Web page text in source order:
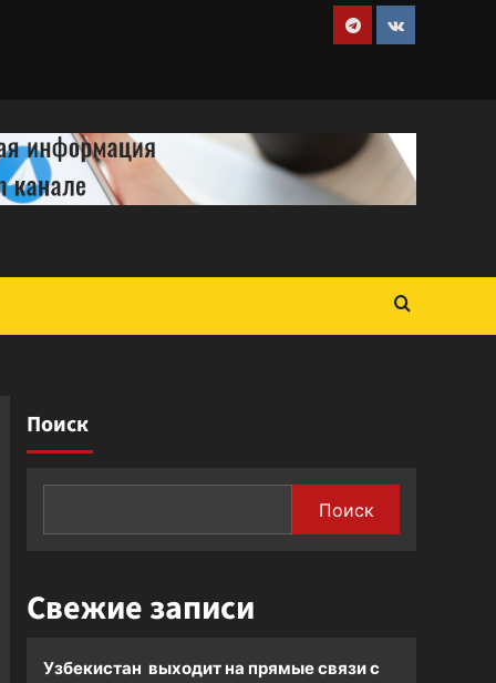
Telegram
VK
Поиск
Поиск
Свежие записи
Узбекистан выходит на прямые связи с